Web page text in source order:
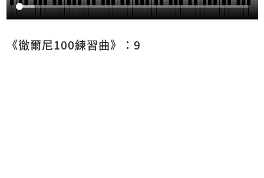
《徹爾尼100練習曲》：9